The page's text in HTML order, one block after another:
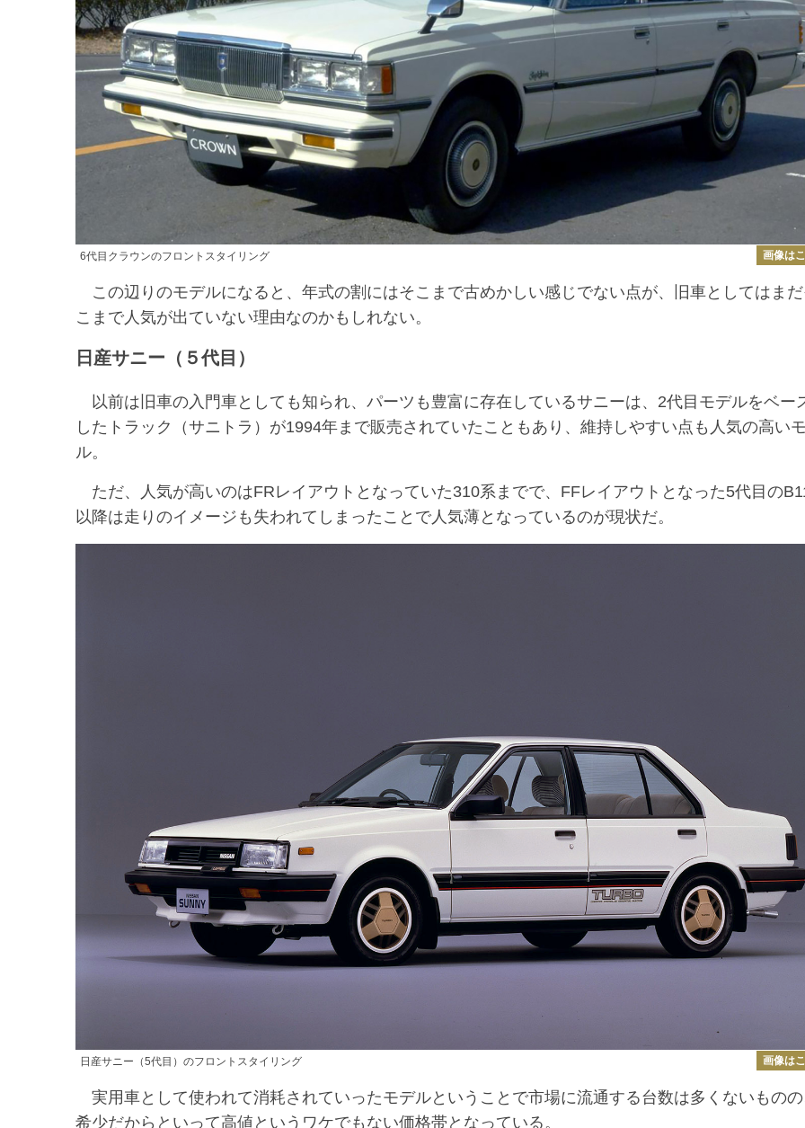
6代目クラウンのフロントスタイリング 画像は
この辺りのモデルになると、年式の割にはそこまで古めかしい感じでない点が、旧車としてはま
こまで人気が出ていない理由なのかもしれない。
日産サニー（５代目）
以前は旧車の入門車としても知られ、パーツも豊富に存在しているサニーは、2代目モデルをベー
したトラック（サニトラ）が1994年まで販売されていたこともあり、維持しやすい点も人気の高い
ル。
ただ、人気が高いのはFRレイアウトとなっていた310系までで、FFレイアウトとなった5代目の
以降は走りのイメージも失われてしまったことで人気薄となっているのが現状だ。
日産サニー（5代目）のフロントスタイリング 画像は
実用車として使われて消耗されていったモデルということで市場に流通する台数は多くないもの
希少だからといって高値というワケでもない価格帯となっている。